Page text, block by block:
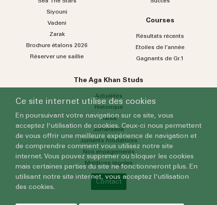
Siyouni
Vadeni
Zarak
Brochure étalons 2026
Réserver une saillie
Courses
Résultats récents
Etoiles de l’année
Gagnants de Gr.1
The Aga Khan Studs
Actualités
Historique
Haras
Jumenterie
Juments fondatrices
Nos engagements
Mentions légales
Contact
Ce site internet utilise des cookies
En poursuivant votre navigation sur ce site, vous
acceptez l'utilisation de cookies. Ceux-ci nous permettent
de vous offrir une meilleure expérience de navigation et
de comprendre comment vous utilisez notre site
internet. Vous pouvez supprimer ou bloquer les cookies
mais certaines parties du site ne fonctionneront plus. En
utilisant notre site internet, vous acceptez l'utilisation
des cookies.